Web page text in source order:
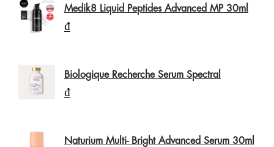
Medik8 Liquid Peptides Advanced MP 30ml
₫
Biologique Recherche Serum Spectral
₫
Naturium Multi- Bright Advanced Serum 30ml